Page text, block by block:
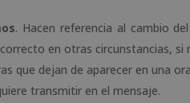
. Hacen referencia al cambio
en otras circunstancias, si
que dejan de aparecer en una
transmitir en el mensaje.